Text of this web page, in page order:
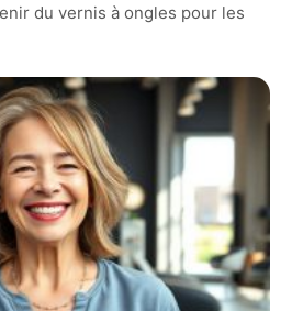
du vernis à ongles pour les